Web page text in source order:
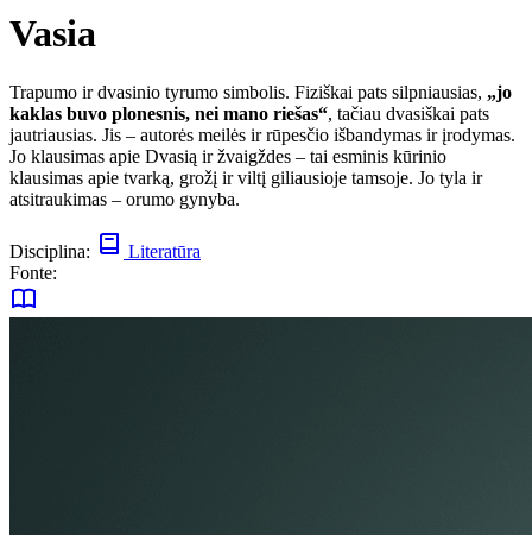
Vasia
Trapumo ir dvasinio tyrumo simbolis. Fiziškai pats silpniausias, „jo
kaklas buvo plonesnis, nei mano riešas“, tačiau dvasiškai pats
jautriausias. Jis – autorės meilės ir rūpesčio išbandymas ir įrodymas.
Jo klausimas apie Dvasią ir žvaigždes – tai esminis kūrinio
klausimas apie tvarką, grožį ir viltį giliausioje tamsoje. Jo tyla ir
atsitraukimas – orumo gynyba.
Disciplina:
Literatūra
Fonte: